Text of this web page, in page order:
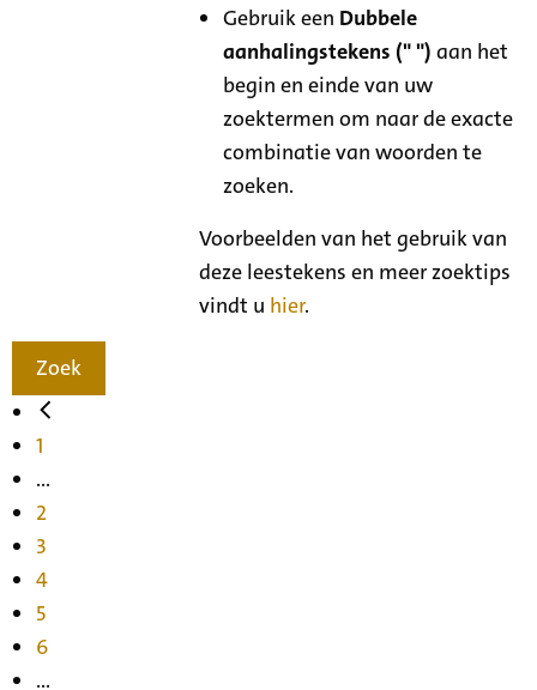
Gebruik een Dubbele
aanhalingstekens (" ") aan het
begin en einde van uw
zoektermen om naar de exacte
combinatie van woorden te
zoeken.
Voorbeelden van het gebruik van
deze leestekens en meer zoektips
vindt u hier.
Zoek
1
...
2
3
4
5
6
...